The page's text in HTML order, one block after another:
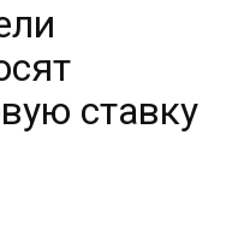
ставку